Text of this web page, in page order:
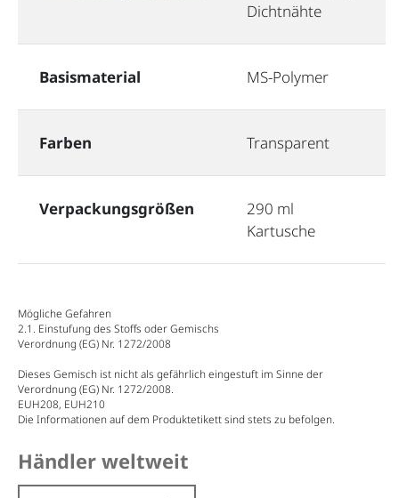
Dichtnähte
Basismaterial MS-Polymer
Farben Transparent
Verpackungsgrößen
290 ml
Kartusche
Mögliche Gefahren
2.1. Einstufung des Stoffs oder Gemischs
Verordnung (EG) Nr. 1272/2008
Dieses Gemisch ist nicht als gefährlich eingestuft im Sinne der
Verordnung (EG) Nr. 1272/2008.
EUH208, EUH210
Die Informationen auf dem Produktetikett sind stets zu befolgen.
Händler weltweit